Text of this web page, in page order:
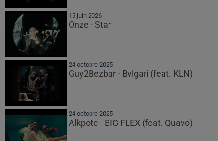
15 juin 2026
Onze - Star
24 octobre 2025
Guy2Bezbar - Bvlgari (feat. KLN)
24 octobre 2025
Alkpote - BIG FLEX (feat. Quavo)